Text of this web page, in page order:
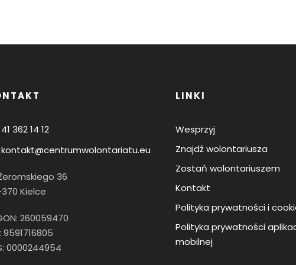
41 362 14 12
kontakt@centrumwolontariatu.eu
36
Kielce
260059470
9591716805
0000244954
LINKI
Wesprzyj
Znajdź wolontariusza
Zostań wolontariuszem
Kontakt
Polityka prywatności i
Polityka prywatności
mobilnej